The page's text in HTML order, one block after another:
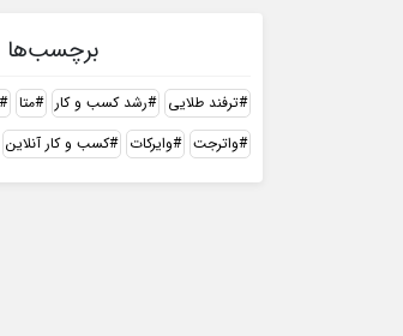
برچسب‌ها
ترفند طلایی رشد کسب و کار متا
واترجت
وایرکات کسب و کار آنلاین